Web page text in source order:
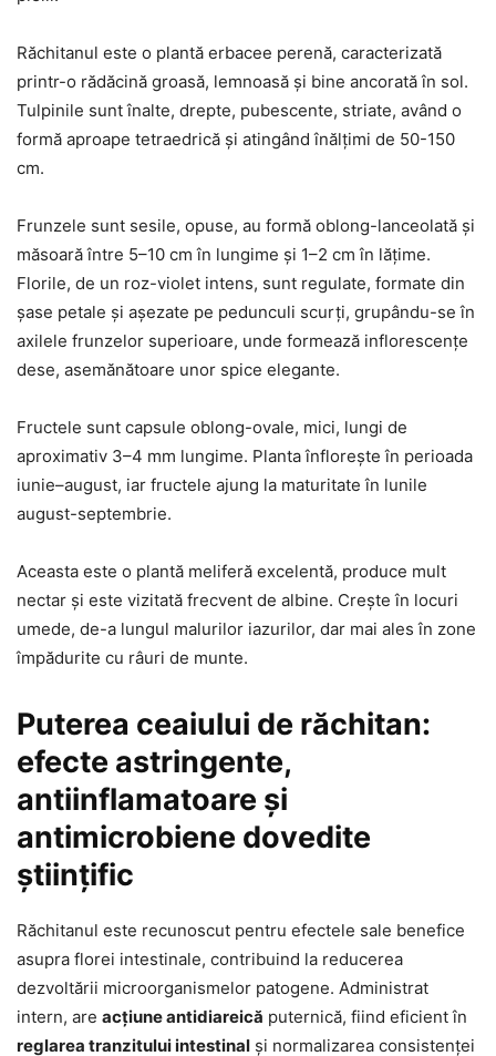
Răchitanul este o plantă erbacee perenă, caracterizată
printr-o rădăcină groasă, lemnoasă și bine ancorată în sol.
Tulpinile sunt înalte, drepte, pubescente, striate, având o
formă aproape tetraedrică și atingând înălțimi de 50-150
cm.
Frunzele sunt sesile, opuse, au formă oblong-lanceolată și
măsoară între 5–10 cm în lungime și 1–2 cm în lățime.
Florile, de un roz-violet intens, sunt regulate, formate din
șase petale și așezate pe pedunculi scurți, grupându-se în
axilele frunzelor superioare, unde formează inflorescențe
dese, asemănătoare unor spice elegante.
Fructele sunt capsule oblong-ovale, mici, lungi de
aproximativ 3–4 mm lungime. Planta înflorește în perioada
iunie–august, iar fructele ajung la maturitate în lunile
august-septembrie.
Aceasta este o plantă meliferă excelentă, produce mult
nectar și este vizitată frecvent de albine. Crește în locuri
umede, de-a lungul malurilor iazurilor, dar mai ales în zone
împădurite cu râuri de munte.
Puterea ceaiului de răchitan:
efecte astringente,
antiinflamatoare și
antimicrobiene dovedite
științific
Răchitanul este recunoscut pentru efectele sale benefice
asupra florei intestinale, contribuind la reducerea
dezvoltării microorganismelor patogene. Administrat
intern, are acțiune antidiareică puternică, fiind eficient în
reglarea tranzitului intestinal și normalizarea consistenței